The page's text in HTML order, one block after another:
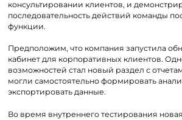
консультировании клиентов, и
последовательность действий команды
функции.
Предположим, что компания запустила
кабинет для корпоративных клиентов.
возможностей стал новый раздел с
могли самостоятельно формировать
экспортировать данные.
Во время внутреннего тестирования